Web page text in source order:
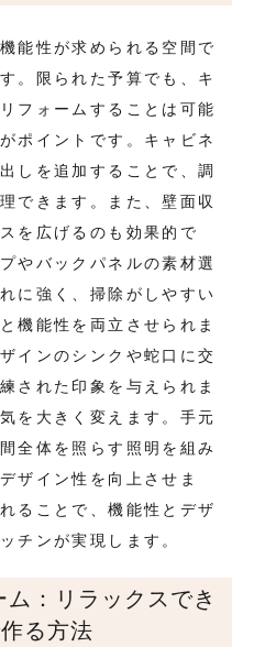
能性が求められる空間で
。限られた予算でも、キ
フォームすることは可能
ポイントです。キャビネ
しを追加することで、調
できます。また、壁面収
を広げるのも効果的で
やバックパネルの素材選
に強く、掃除がしやすい
機能性を両立させられま
インのシンクや蛇口に交
された印象を与えられま
を大きく変えます。手元
全体を照らす照明を組み
ザイン性を向上させま
ることで、機能性とデザ
チンが実現します。
：リラックスでき
る方法